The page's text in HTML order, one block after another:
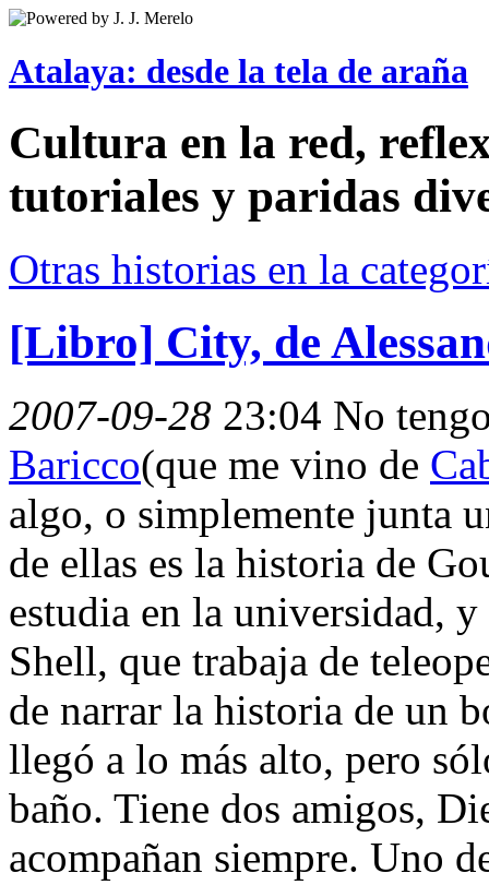
Atalaya: desde la tela de araña
Cultura en la red,
tutoriales y paridas
Otras historias en la
[Libro] City, de
2007-09-28 23:04 No
Baricco(que me vino de
algo, o simplemente junta
de ellas es la historia de
estudia en la universidad,
Shell, que trabaja de
de narrar la historia de un
llegó a lo más alto, pero
baño. Tiene dos amigos,
acompañan siempre. Uno